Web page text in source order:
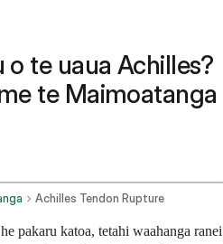
o te uaua Achilles?
te Maimoatanga
Achilles Tendon Rupture
pakaru katoa, tetahi waahanga ranei